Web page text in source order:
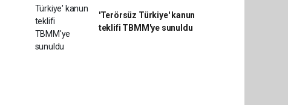
'Terörsüz Türkiye' kanun
teklifi TBMM'ye sunuldu